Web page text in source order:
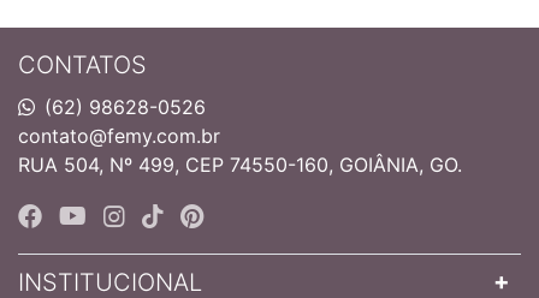
CONTATOS
(62) 98628-0526
contato@femy.com.br
RUA 504, Nº 499, CEP 74550-160, GOIÂNIA, GO.
INSTITUCIONAL